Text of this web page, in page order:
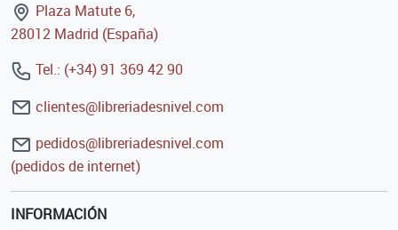
Plaza Matute 6,
28012 Madrid (España)
Tel.: (+34) 91 369 42 90
clientes@libreriadesnivel.com
pedidos@libreriadesnivel.com
(pedidos de internet)
INFORMACIÓN